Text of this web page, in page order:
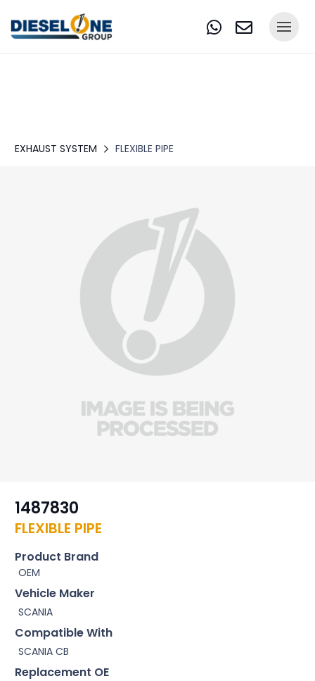
EXHAUST SYSTEM FLEXIBLE PIPE
1487830
FLEXIBLE PIPE
Product Brand
OEM
Vehicle Maker
SCANIA
Compatible With
SCANIA CB
Replacement OE